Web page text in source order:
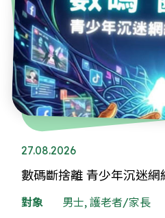
27.08.2026
數碼斷捨離 青少年沉迷網
對象 男士, 護老者/家長